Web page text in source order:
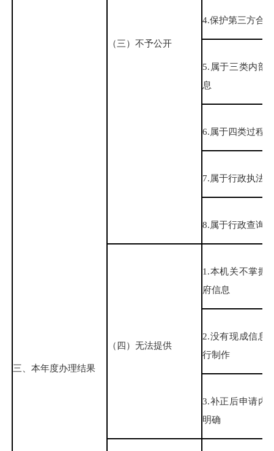
三、本年度办理结果
（三）不予公开
4.保护第三方合
5.属于三类内部
息
6.属于四类过程
7.属于行政执法
8.属于行政查询
（四）无法提供
1.本机关不掌握
府信息
2.没有现成信息
行制作
3.补正后申请内
明确